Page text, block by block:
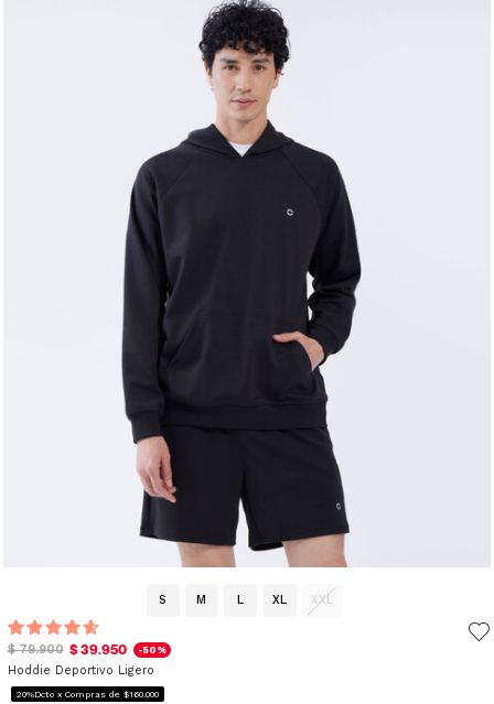
S M L XL XXL
$ 79.900 $ 39.950 -50%
Hoddie Deportivo Ligero
20%Dcto x Compras de $160.000